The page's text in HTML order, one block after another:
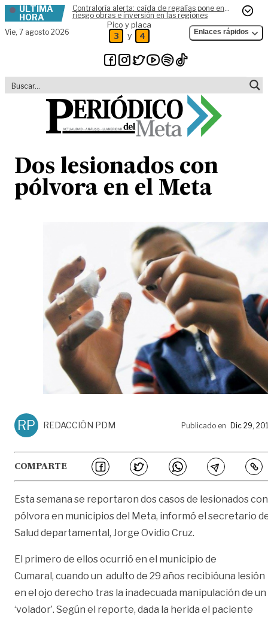
Skip to content
ÚLTIMA
HORA
Contraloría alerta: caída de regalías pone en
riesgo obras e inversión en las regiones
Vie, 7 agosto 2026
Pico y placa
3 y 4 Enlaces rápidos
Dos lesionados con
pólvora en el Meta
RP REDACCIÓN PDM Publicado en Dic 29,
COMPARTE
Esta semana se reportaron dos casos de lesionados con
pólvora en municipios del Meta, informó el secretario
Salud departamental, Jorge Ovidio Cruz.
El primero de ellos ocurrió en el municipio de
Cumaral, cuando un adulto de 29 años recibióuna lesión
en el ojo derecho tras la inadecuada manipulación de un
‘volador’. Según el reporte, dada la herida el paciente